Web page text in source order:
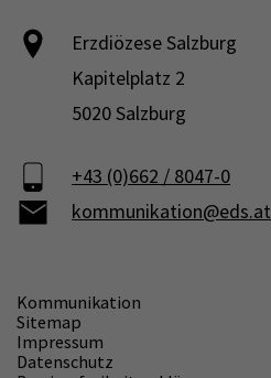
Erzdiözese Salzburg
Kapitelplatz 2
5020 Salzburg
+43 (0)662 / 8047-0
kommunikation@eds.at
Kommunikation
Sitemap
Impressum
Datenschutz